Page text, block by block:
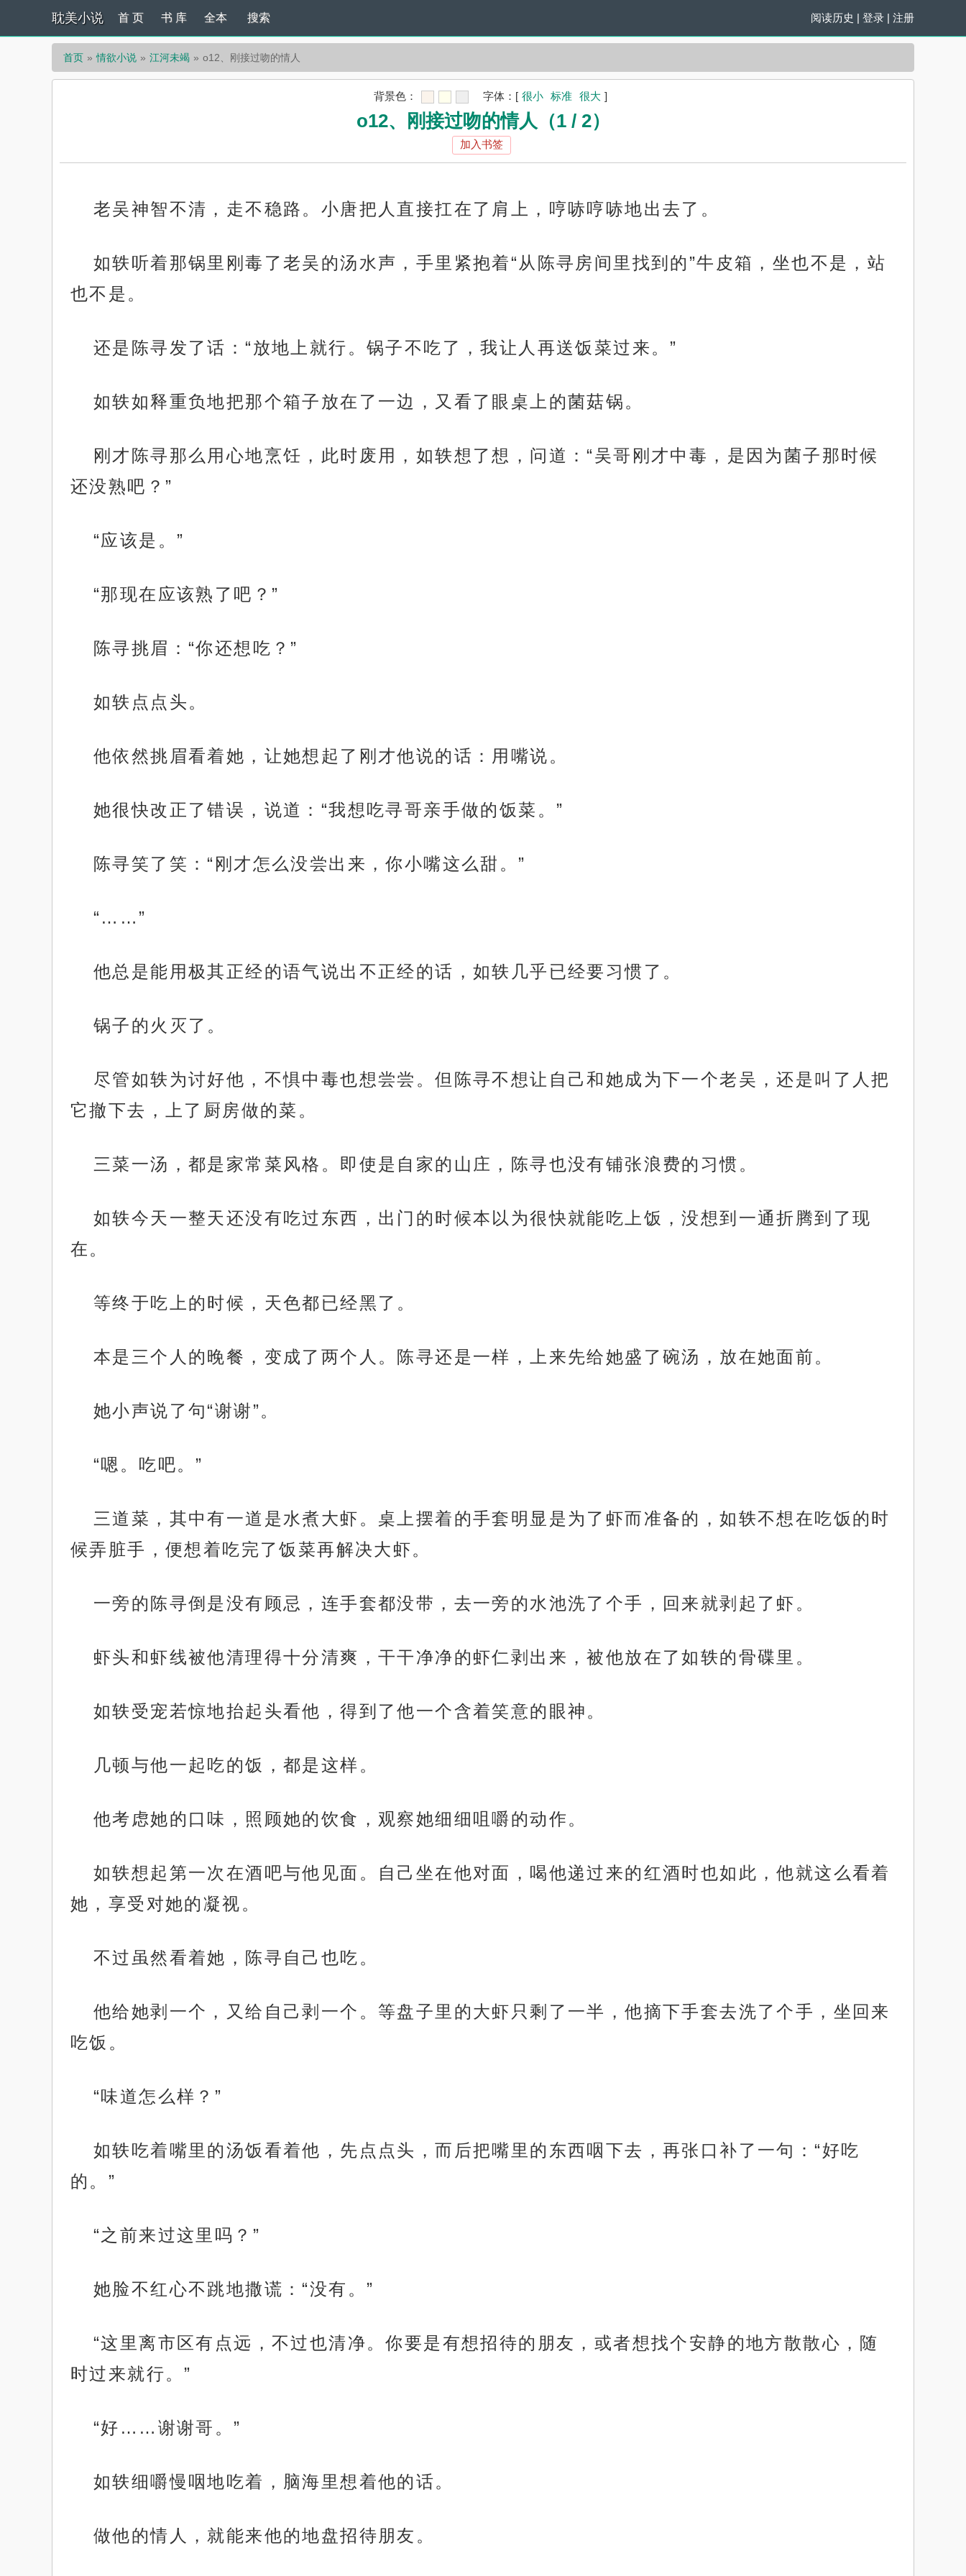
耽美小说 阅读历史 | 登录 | 注册
首 页 书 库 全本 搜索
首页 情欲小说 江河未竭 o12、刚接过吻的情人
背景色： 字体： [ 很小 标准 很大 ]
o12、刚接过吻的情人（1 / 2）
加入书签
老吴神智不清，走不稳路。小唐把人直接扛在了肩上，哼哧哼哧地出去了。
如轶听着那锅里刚毒了老吴的汤水声，手里紧抱着“从陈寻房间里找到的”牛皮箱，坐也不是，站
也不是。
还是陈寻发了话：“放地上就行。锅子不吃了，我让人再送饭菜过来。”
如轶如释重负地把那个箱子放在了一边，又看了眼桌上的菌菇锅。
刚才陈寻那么用心地烹饪，此时废用，如轶想了想，问道：“吴哥刚才中毒，是因为菌子那时候
还没熟吧？”
“应该是。”
“那现在应该熟了吧？”
陈寻挑眉：“你还想吃？”
如轶点点头。
他依然挑眉看着她，让她想起了刚才他说的话：用嘴说。
她很快改正了错误，说道：“我想吃寻哥亲手做的饭菜。”
陈寻笑了笑：“刚才怎么没尝出来，你小嘴这么甜。”
“……”
他总是能用极其正经的语气说出不正经的话，如轶几乎已经要习惯了。
锅子的火灭了。
尽管如轶为讨好他，不惧中毒也想尝尝。但陈寻不想让自己和她成为下一个老吴，还是叫了人把
它撤下去，上了厨房做的菜。
三菜一汤，都是家常菜风格。即使是自家的山庄，陈寻也没有铺张浪费的习惯。
如轶今天一整天还没有吃过东西，出门的时候本以为很快就能吃上饭，没想到一通折腾到了现
在。
等终于吃上的时候，天色都已经黑了。
本是三个人的晚餐，变成了两个人。陈寻还是一样，上来先给她盛了碗汤，放在她面前。
她小声说了句“谢谢”。
“嗯。吃吧。”
三道菜，其中有一道是水煮大虾。桌上摆着的手套明显是为了虾而准备的，如轶不想在吃饭的时
候弄脏手，便想着吃完了饭菜再解决大虾。
一旁的陈寻倒是没有顾忌，连手套都没带，去一旁的水池洗了个手，回来就剥起了虾。
虾头和虾线被他清理得十分清爽，干干净净的虾仁剥出来，被他放在了如轶的骨碟里。
如轶受宠若惊地抬起头看他，得到了他一个含着笑意的眼神。
几顿与他一起吃的饭，都是这样。
他考虑她的口味，照顾她的饮食，观察她细细咀嚼的动作。
如轶想起第一次在酒吧与他见面。自己坐在他对面，喝他递过来的红酒时也如此，他就这么看着
她，享受对她的凝视。
不过虽然看着她，陈寻自己也吃。
他给她剥一个，又给自己剥一个。等盘子里的大虾只剩了一半，他摘下手套去洗了个手，坐回来
吃饭。
“味道怎么样？”
如轶吃着嘴里的汤饭看着他，先点点头，而后把嘴里的东西咽下去，再张口补了一句：“好吃
的。”
“之前来过这里吗？”
她脸不红心不跳地撒谎：“没有。”
“这里离市区有点远，不过也清净。你要是有想招待的朋友，或者想找个安静的地方散散心，随
时过来就行。”
“好……谢谢哥。”
如轶细嚼慢咽地吃着，脑海里想着他的话。
做他的情人，就能来他的地盘招待朋友。